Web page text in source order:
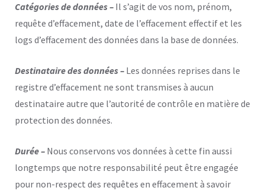
Catégories de données – Il s’agit de vos nom, prénom,
requête d’effacement, date de l’effacement effectif et les
logs d’effacement des données dans la base de données.
Destinataire des données – Les données reprises dans le
registre d’effacement ne sont transmises à aucun
destinataire autre que l’autorité de contrôle en matière de
protection des données.
Durée – Nous conservons vos données à cette fin aussi
longtemps que notre responsabilité peut être engagée
pour non-respect des requêtes en effacement à savoir